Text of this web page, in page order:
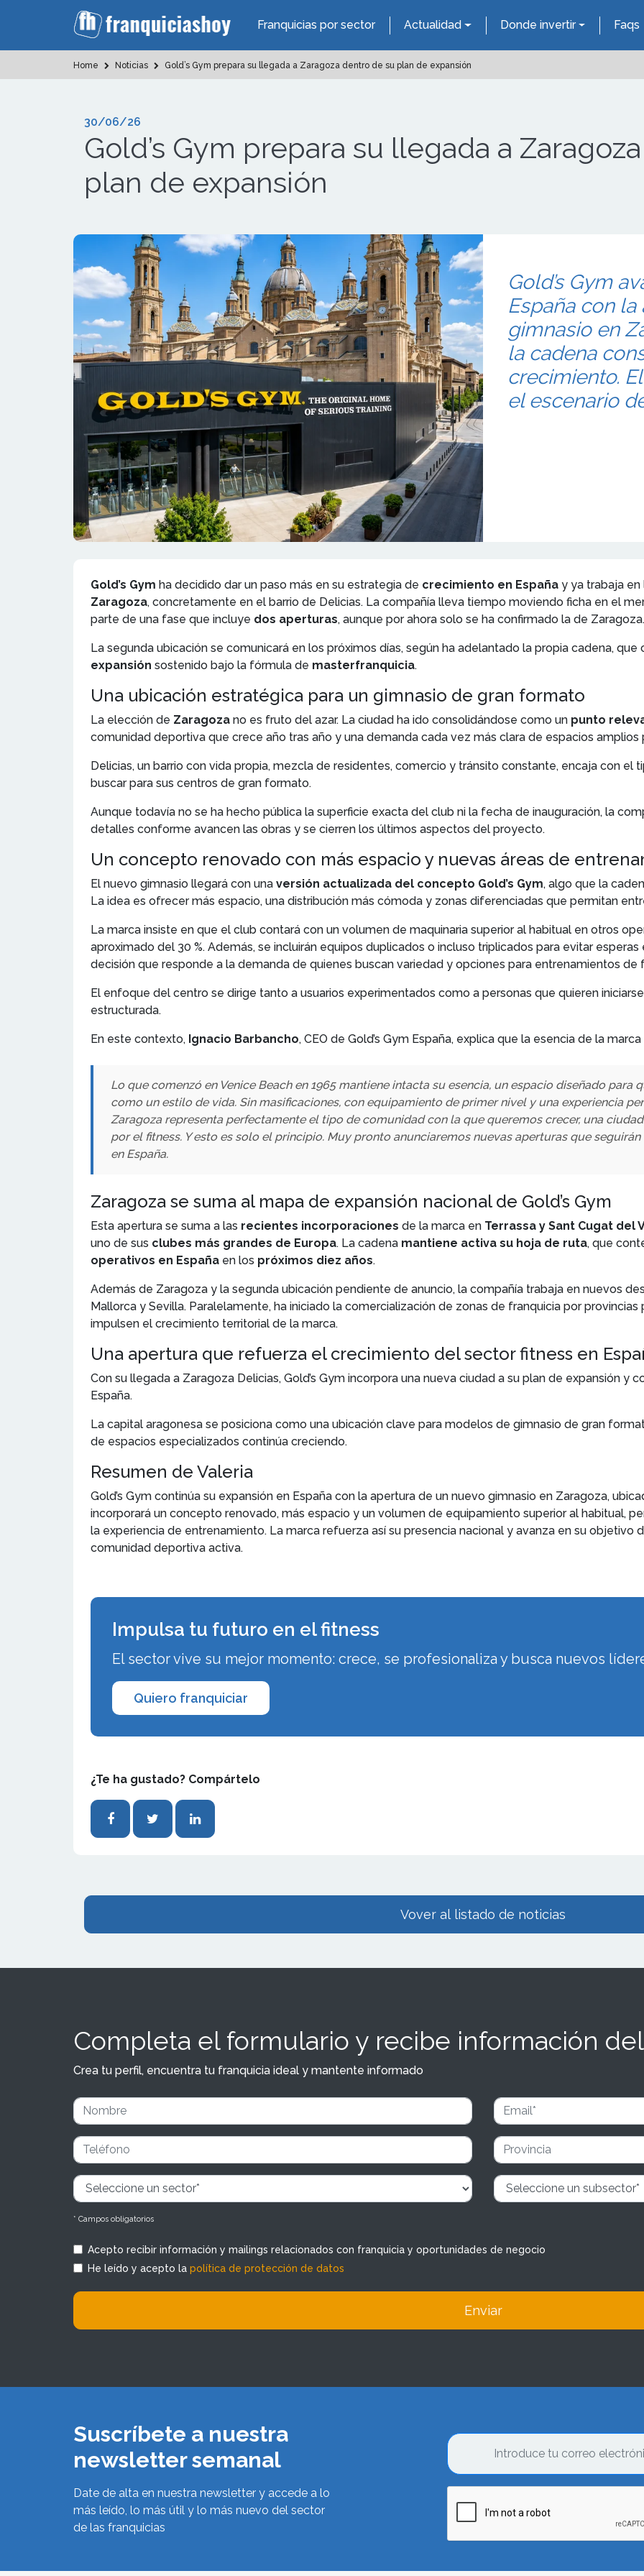
Franquicias por sector Actualidad Donde invertir Faqs
Home Noticias Gold’s Gym prepara su llegada a Zaragoza dentro de su plan de expansión
30/06/26
Gold’s Gym prepara su llegada a
plan de expansión
Gold’s Gym
España con
gimnasio en
la cadena
crecimiento.
el escenario
Gold’s Gym ha decidido dar un paso más en su estrategia de crecimiento en España y ya trabaja
Zaragoza, concretamente en el barrio de Delicias. La compañía lleva tiempo moviendo ficha en el
parte de una fase que incluye dos aperturas, aunque por ahora solo se ha confirmado la de Zaragoza.
La segunda ubicación se comunicará en los próximos días, según ha adelantado la propia cadena,
expansión sostenido bajo la fórmula de masterfranquicia.
Una ubicación estratégica para un gimnasio de gran formato
La elección de Zaragoza no es fruto del azar. La ciudad ha ido consolidándose como un punto
comunidad deportiva que crece año tras año y una demanda cada vez más clara de espacios amplios
Delicias, un barrio con vida propia, mezcla de residentes, comercio y tránsito constante, encaja con el
buscar para sus centros de gran formato.
Aunque todavía no se ha hecho pública la superficie exacta del club ni la fecha de inauguración, la
detalles conforme avancen las obras y se cierren los últimos aspectos del proyecto.
Un concepto renovado con más espacio y nuevas áreas de
El nuevo gimnasio llegará con una versión actualizada del concepto Gold’s Gym, algo que la
La idea es ofrecer más espacio, una distribución más cómoda y zonas diferenciadas que permitan
La marca insiste en que el club contará con un volumen de maquinaria superior al habitual en otros
aproximado del 30 %. Además, se incluirán equipos duplicados o incluso triplicados para evitar
decisión que responde a la demanda de quienes buscan variedad y opciones para entrenamientos de
El enfoque del centro se dirige tanto a usuarios experimentados como a personas que quieren
estructurada.
En este contexto, Ignacio Barbancho, CEO de Gold’s Gym España, explica que la esencia de la
Lo que comenzó en Venice Beach en 1965 mantiene intacta su esencia, un espacio diseñado para
como un estilo de vida. Sin masificaciones, con equipamiento de primer nivel y una experiencia
Zaragoza representa perfectamente el tipo de comunidad con la que queremos crecer, una
por el fitness. Y esto es solo el principio. Muy pronto anunciaremos nuevas aperturas que seguirán
en España.
Zaragoza se suma al mapa de expansión nacional de Gold’s Gym
Esta apertura se suma a las recientes incorporaciones de la marca en Terrassa y Sant Cugat del
uno de sus clubes más grandes de Europa. La cadena mantiene activa su hoja de ruta, que
operativos en España en los próximos diez años.
Además de Zaragoza y la segunda ubicación pendiente de anuncio, la compañía trabaja en nuevos
Mallorca y Sevilla. Paralelamente, ha iniciado la comercialización de zonas de franquicia por
impulsen el crecimiento territorial de la marca.
Una apertura que refuerza el crecimiento del sector fitness en
Con su llegada a Zaragoza Delicias, Gold’s Gym incorpora una nueva ciudad a su plan de expansión y
España.
La capital aragonesa se posiciona como una ubicación clave para modelos de gimnasio de gran
de espacios especializados continúa creciendo.
Resumen de Valeria
Gold’s Gym continúa su expansión en España con la apertura de un nuevo gimnasio en Zaragoza,
incorporará un concepto renovado, más espacio y un volumen de equipamiento superior al habitual,
la experiencia de entrenamiento. La marca refuerza así su presencia nacional y avanza en su objetivo
comunidad deportiva activa.
Impulsa tu futuro en el fitness
El sector vive su mejor momento: crece, se profesionaliza y busca nuevos
Quiero franquiciar
¿Te ha gustado? Compártelo
Vover al listado de noticias
Completa el formulario y recibe información
Crea tu perfil, encuentra tu franquicia ideal y mantente informado
* Campos obligatorios
Acepto recibir información y mailings relacionados con franquicia y oportunidades de negocio
He leído y acepto la política de protección de datos
Enviar
Suscríbete a nuestra
newsletter semanal
Date de alta en nuestra newsletter y accede a lo
más leído, lo más útil y lo más nuevo del sector
de las franquicias